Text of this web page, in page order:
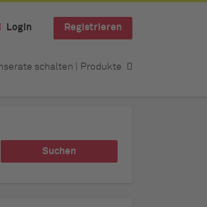
Login Registrieren
schalten | Produkte